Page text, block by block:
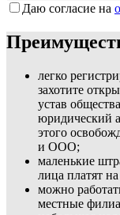
Даю согласие на
легко
захотите
устав
юридический
этого
и ООО;
маленькие
лица платят
можно
местные